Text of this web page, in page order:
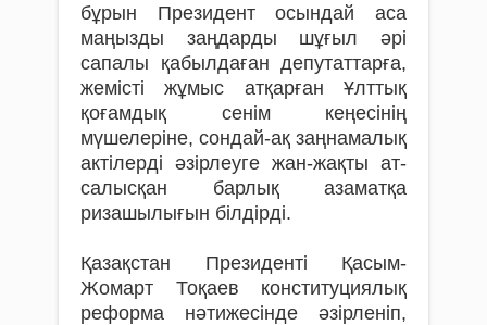
бұрын Президент осындай аса
маңызды заңдарды шұғыл әрі
сапалы қабылдаған депутаттарға,
жемісті жұмыс атқарған Ұлттық
қоғамдық сенім кеңесінің
мүшелеріне, сондай-ақ заң­намалық
актілерді әзірлеуге жан-жақты ат­
салысқан барлық азаматқа
ризашылығын білдірді.
Қазақстан Президенті Қасым-
Жомарт Тоқаев консти­туциялық
реформа нәти­же­сін­де­ әзір­леніп,